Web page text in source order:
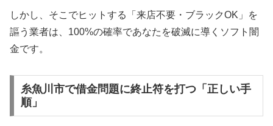
しかし、そこでヒットする「来店不要・ブラックOK」を
謳う業者は、100%の確率であなたを破滅に導くソフト闇
金です。
糸魚川市で借金問題に終止符を打つ「正しい手
順」